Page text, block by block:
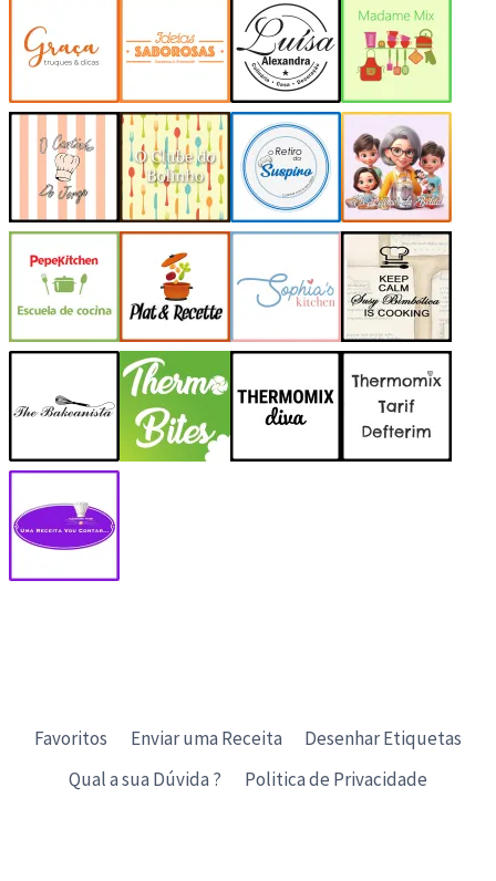
Favoritos Enviar uma Receita
Desenhar Etiquetas
Qual a sua Dúvida ?
Politica de Privacidade